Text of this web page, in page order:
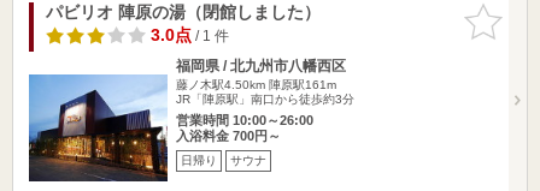
お気に入
りに追加
パビリオ 陣原の湯（閉館しました）
3.0点/ 1 件
福岡県 / 北九州市八幡西区
藤ノ木駅4.50km 陣原駅161m
JR「陣原駅」南口から徒歩約3分
営業時間 10:00～26:00
入浴料金 700円～
日帰り サウナ